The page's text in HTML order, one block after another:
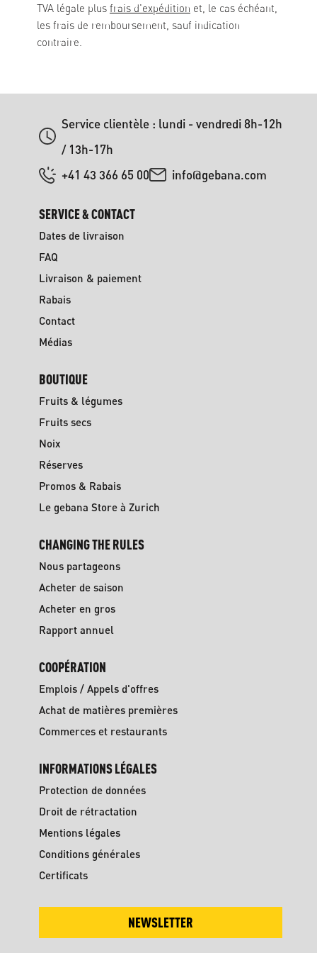
TVA légale plus frais d'expédition et, le cas échéant,
les frais de remboursement, sauf indication
contraire.
Service clientèle : lundi - vendredi 8h-12h
/ 13h-17h
+41 43 366 65 00
info@gebana.com
SERVICE & CONTACT
Dates de livraison
FAQ
Livraison & paiement
Rabais
Contact
Médias
BOUTIQUE
Fruits & légumes
Fruits secs
Noix
Réserves
Promos & Rabais
Le gebana Store à Zurich
CHANGING THE RULES
Nous partageons
Acheter de saison
Acheter en gros
Rapport annuel
COOPÉRATION
Emplois / Appels d'offres
Achat de matières premières
Commerces et restaurants
INFORMATIONS LÉGALES
Protection de données
Droit de rétractation
Mentions légales
Conditions générales
Certificats
NEWSLETTER